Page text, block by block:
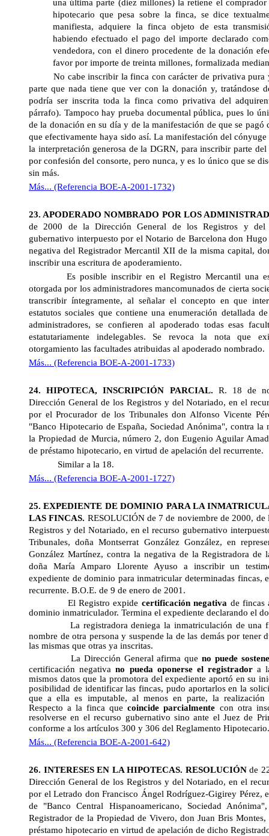
una última parte (diez millones) la retiene el
hipotecario que pesa sobre la finca, se dice
manifiesta, adquiere la finca objeto de esta
habiendo efectuado el pago del importe declarado
vendedora, con el dinero procedente de la donación
favor por importe de treinta millones, formalizada
No cabe inscribir la finca con carácter de privativa pura y
parte que nada tiene que ver con la donación y, tratándose
podría ser inscrita toda la finca como privativa del
párrafo). Tampoco hay prueba documental pública, pues lo
de la donación en su día y de la manifestación de que se
que efectivamente haya sido así. La manifestación del
la interpretación generosa de la DGRN, para inscribir parte
por confesión del consorte, pero nunca, y es lo único que se
sin más.
Más... (Referencia BOE-A-2001-1732)
23. APODERADO NOMBRADO POR LOS
de 2000 de la Dirección General de los Registros y del
gubernativo interpuesto por el Notario de Barcelona don
negativa del Registrador Mercantil XII de la misma capital,
inscribir una escritura de apoderamiento.
Es posible inscribir en el Registro Mercantil una
otorgada por los administradores mancomunados de cierta
transcribir íntegramente, al señalar el concepto en que
estatutos sociales que contiene una enumeración detallada
administradores, se confieren al apoderado todas esas
estatutariamente indelegables. Se revoca la nota que
otorgamiento las facultades atribuidas al apoderado nombrado.
Más... (Referencia BOE-A-2001-1733)
24.HIPOTECA, INSCRIPCIÓN PARCIAL. R. 18 de
Dirección Generalde los Registros y del Notariado, en el
por el Procurador de los Tribunales don Alfonso Vicente
"Banco Hipotecario de España, Sociedad Anónima", contra la
la Propiedad de Murcia, número 2, don Eugenio Aguilar
de préstamo hipotecario, en virtud de apelación del recurrente.
Similar a la 18.
Más... (Referencia BOE-A-2001-1727)
25.EXPEDIENTE DE DOMINIO PARA LA
LAS FINCAS. RESOLUCIÓNde 7 de noviembre de 2000, de
Registros y del Notariado, en el recurso gubernativo
Tribunales, doña Montserrat González González, en
González Martínez, contra la negativa de la Registradora de
doña María Amparo Llorente Ayuso a inscribir un
expediente de dominio para inmatricular determinadas fincas,
recurrente. B.O.E. de 9 de enero de 2001.
El Registro expide certificación negativa de fincas
dominio inmatriculador. Termina el expediente declarando el
La registradora deniega la inmatriculación de una
nombre de otra persona y suspende la de las demás por tener
las mismas que otras ya inscritas.
La Dirección General afirma que no puede
certificación negativa no pueda oponerse el registrador a
mismos datos que la promotora del expediente aportó en su
posibilidad de identificar las fincas, pudo aportarlos en la
que a ella es imputable, al menos en parte, la realización
Respecto a la finca que coincide parcialmente con otra
resolverse en el recurso gubernativo sino ante el Juez de
conforme a los artículos 300 y 306 del Reglamento
Más... (Referencia BOE-A-2001-642)
26. INTERESES EN LA HIPOTECAS. RESOLUCIÓN de
Dirección Generalde los Registros y del Notariado, en el
por el Letrado don Francisco Ángel Rodríguez-Gigirey Pérez,
de "Banco Central Hispanoamericano, Sociedad
Registrador de la Propiedad de Vivero, don Juan Bris
préstamo hipotecario en virtud de apelación de dicho